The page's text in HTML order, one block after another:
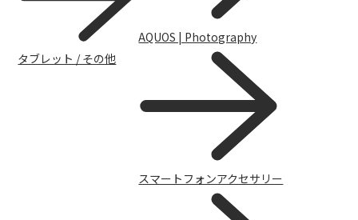
タブレット / その他
AQUOS | Photography
スマートフォンアクセサリー